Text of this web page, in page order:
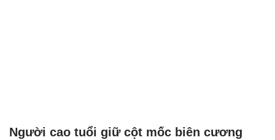
Người cao tuổi giữ cột mốc biên cương